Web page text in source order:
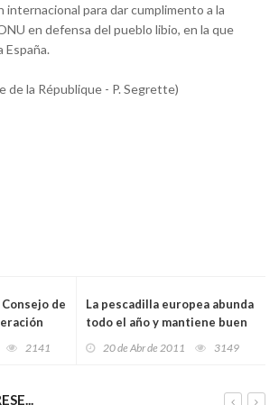
internacional para dar cumplimento a la
en defensa del pueblo libio, en la que
España.
de la République - P. Segrette)
de
2141
La pescadilla europea abunda
todo el año y mantiene buen
20 de Abr de 2011 3149